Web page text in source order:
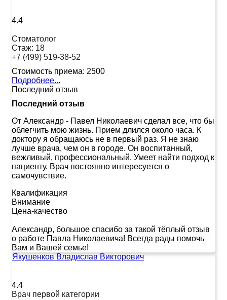
4.4
Стоматолог
Стаж: 18
+7 (499) 519-38-52
Стоимость приема: 2500
Подробнее...
Последний отзыв
Последний отзыв
От Александр - Павел Николаевич сделал все, что бы
облегчить мою жизнь. Прием длился около часа. К
доктору я обращаюсь не в первый раз. Я не знаю
лучше врача, чем он в городе. Он воспитанный,
вежливый, профессиональный. Умеет найти подход к
пациенту. Врач постоянно интересуется о
самочувствие.
Квалификация
Внимание
Цена-качество
Александр, большое спасибо за такой тёплый отзыв
о работе Павла Николаевича! Всегда рады помочь
Вам и Вашей семье!
Якушенков Владислав Викторович
4.4
Врач первой категории